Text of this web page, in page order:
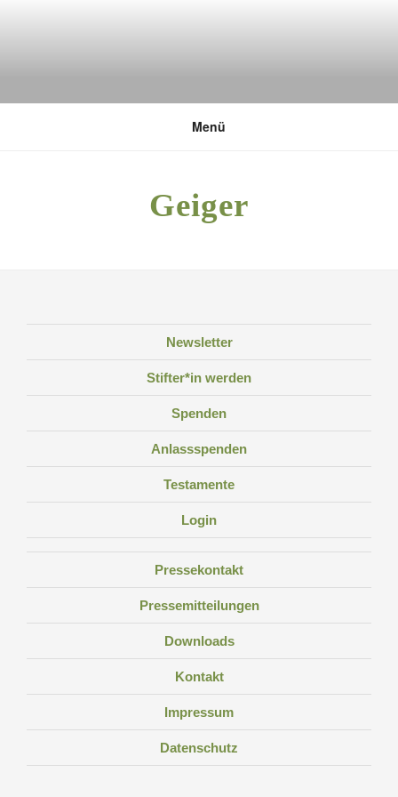
DEUTSCHE UMWELTSTIFTUNG
Menü
Geiger
Newsletter
Stifter*in werden
Spenden
Anlassspenden
Testamente
Login
Pressekontakt
Pressemitteilungen
Downloads
Kontakt
Impressum
Datenschutz